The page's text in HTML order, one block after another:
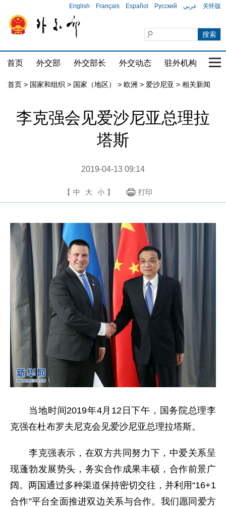
English Français Español Русский عربي 关怀版
首页 外交部 外交部长 外交动态 驻外机构 国
首页 > 国家和组织 > 国家（地区） > 欧洲 > 爱沙尼亚 > 相关新闻
李克强会见爱沙尼亚总理拉
塔斯
2019-04-13 09:14
【 中 大 小 】 打印
当地时间2019年4月12日下午，国务院总理李
克强在杜布罗夫尼克会见爱沙尼亚总理拉塔斯。
李克强表示，在双方共同努力下，中爱关系呈
现蓬勃发展势头，务实合作成果丰硕，合作前景广
阔。两国通过多种渠道保持密切交往，并利用“16+1
合作”平台全面推进双边关系与合作。我们愿同爱方